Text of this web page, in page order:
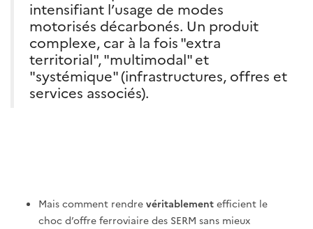
intensifiant l’usage de modes
motorisés décarbonés. Un produit
complexe, car à la fois "extra
territorial", "multimodal" et
"systémique" (infrastructures, offres et
services associés).
Mais comment rendre véritablement efficient le
choc d’offre ferroviaire des SERM sans mieux